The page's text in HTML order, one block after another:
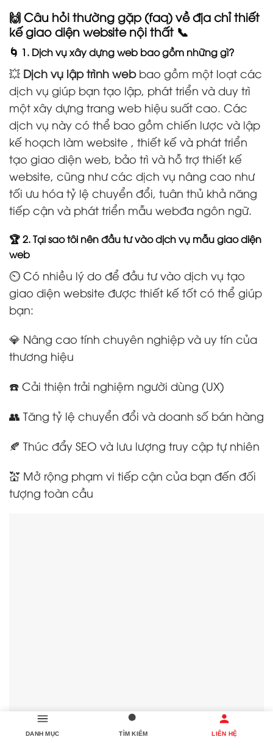
🙌 Câu hỏi thường gặp (faq) về địa chỉ thiết
kế giao diện website nội thất 📞
🌀 1. Dịch vụ xây dựng web bao gồm những gì?
💥 Dịch vụ lập trình webbao gồm một loạt các
dịch vụ giúp bạn tạo lập, phát triển và duy trì
một xây dựng trang web hiệu suất cao. Các
dịch vụ này có thể bao gồm chiến lược và lập
kế hoạch làm website , thiết kế và phát triển
tạo giao diện web, bảo trì và hỗ trợ thiết kế
website, cũng như các dịch vụ nâng cao như
tối ưu hóa tỷ lệ chuyển đổi, tuân thủ khả năng
tiếp cận và phát triển mẫu webđa ngôn ngữ.
🏆 2. Tại sao tôi nên đầu tư vào dịch vụ mẫu giao diện
web
⏲️ Có nhiều lý do để đầu tư vào dịch vụ tạo
giao diện website được thiết kế tốt có thể giúp
bạn:
💎 Nâng cao tính chuyên nghiệp và uy tín của
thương hiệu
☎️ Cải thiện trải nghiệm người dùng (UX)
👥 Tăng tỷ lệ chuyển đổi và doanh số bán hàng
🍂 Thúc đẩy SEO và lưu lượng truy cập tự nhiên
💒 Mở rộng phạm vi tiếp cận của bạn đến đối
tượng toàn cầu
DANH MỤC TÌM KIẾM LIÊN HỆ